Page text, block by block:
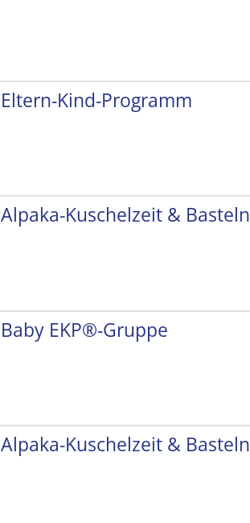
Eltern-Kind-Programm
Alpaka-Kuschelzeit &
Baby EKP®-Gruppe
Alpaka-Kuschelzeit &